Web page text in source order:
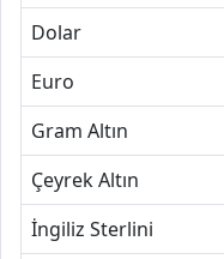
Dolar
Euro
Gram Altın
Çeyrek Altın
İngiliz Sterlini